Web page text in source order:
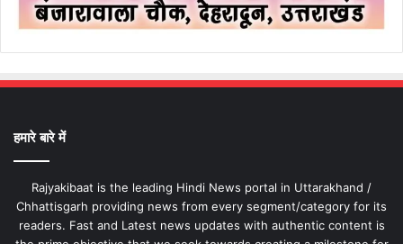
हमारे बारे में
Rajyakibaat is the leading Hindi News portal in Uttarakhand /
Chhattisgarh providing news from every segment/category for its
readers. Fast and Latest news updates with authentic content is